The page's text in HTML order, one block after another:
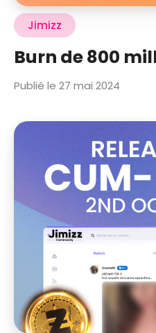
Jimizz
Burn de 800
Publié le 27 mai 2024